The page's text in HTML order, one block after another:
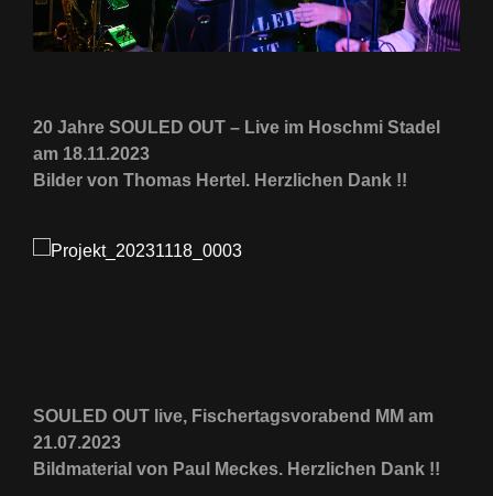
20 Jahre SOULED OUT – Live im Hoschmi Stadel
am 18.11.2023
Bilder von Thomas Hertel. Herzlichen Dank !!
SOULED OUT live, Fischertagsvorabend MM am
21.07.2023
Bildmaterial von Paul Meckes. Herzlichen Dank !!